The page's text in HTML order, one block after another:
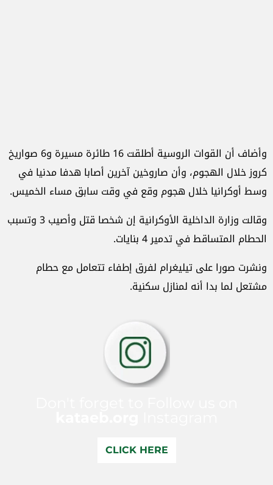
وأضاف أن القوات الروسية أطلقت 16 طائرة مسيرة و6 صواريخ
كروز خلال الهجوم، وأن صاروخين آخرين أصابا هدفا مدنيا في
وسط أوكرانيا خلال هجوم وقع في وقت سابق مساء الخميس.
وقالت وزارة الداخلية الأوكرانية إن شخصا قتل وأصيب 3 وتسبب
الحطام المتساقط في تدمير 4 بنايات.
ونشرت صورا على تيليغرام لفرق إطفاء تتعامل مع حطام
مشتعل لما بدا أنه لمنازل سكنية.
CLICK HERE